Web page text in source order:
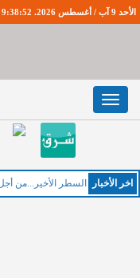
الأحد 9 آب / أغسطس 2026. 9:38:52 صباحاً
Toggle
navigation
اخر اﻷخبار الخميس